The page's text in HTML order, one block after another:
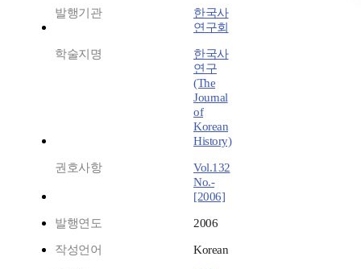
발행기관
한국사
연구회
학술지명
한국사
연구
(The
Journal
of
Korean
History)
권호사항
Vol.132
No.-
[2006]
발행연도 2006
작성언어 Korean